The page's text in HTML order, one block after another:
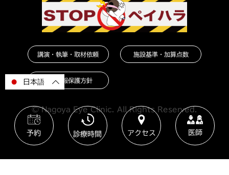
講演・執筆・取材依頼 施設基準・加算点数
個人情報保護方針
© Nagoya Eye Clinic. All Rights Reserved.
日本語
予約 診療時間 アクセス 医師